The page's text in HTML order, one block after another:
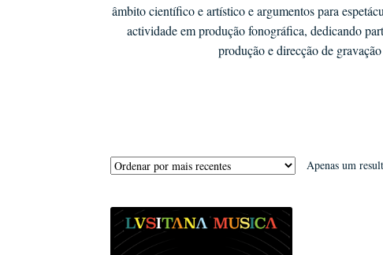
âmbito científico e artístico e argumentos para
actividade em produção fonográfica, dedicando
produção e direcção de
Apenas um